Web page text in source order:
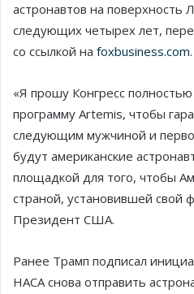
астронавтов на поверхность
следующих четырех лет,
со ссылкой на foxbusiness.com.
«Я прошу Конгресс
программу Artemis, чтобы
следующим мужчиной и
будут американские
площадкой для того, чтобы
страной, установившей свой
Президент США.
Ранее Трамп подписал
НАСА снова отправить